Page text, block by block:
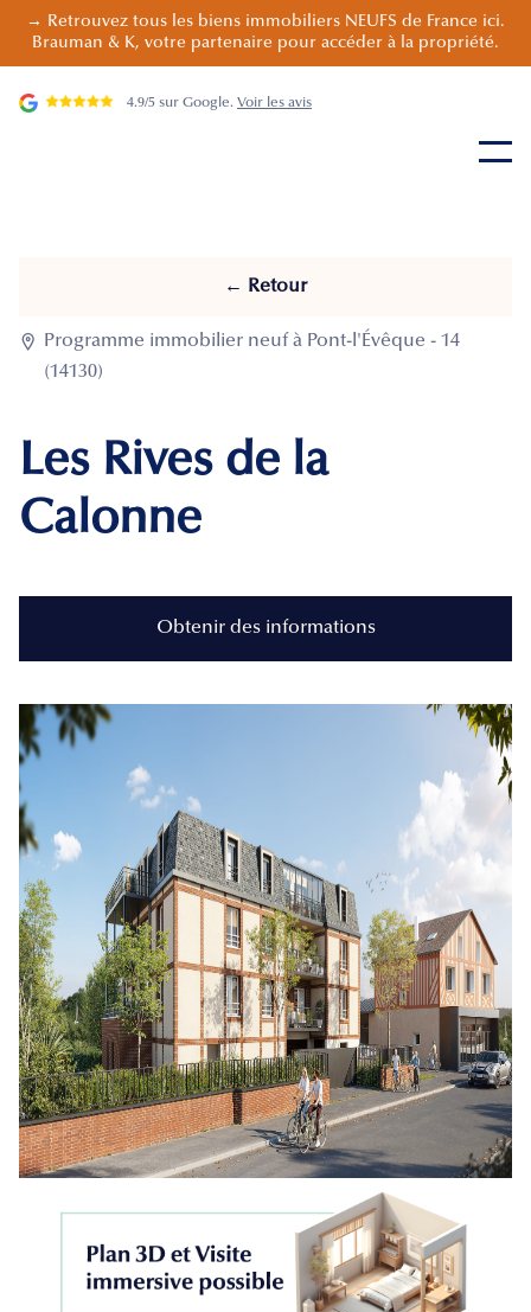
→ Retrouvez tous les biens immobiliers NEUFS de France ici.
Brauman & K, votre partenaire pour accéder à la propriété.
4.9/5 sur Google. Voir les avis
← Retour

Programme immobilier neuf à Pont-l'Évêque - 14
(14130)
Les Rives de la
Calonne
Obtenir des informations